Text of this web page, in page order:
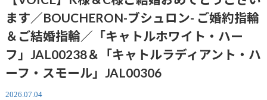
ます／BOUCHERON-ブシュロン- ご婚約指輪
＆ご結婚指輪／「キャトルホワイト・ハー
フ」JAL00238＆「キャトルラディアント・ハ
ーフ・スモール」JAL00306
2026.07.04